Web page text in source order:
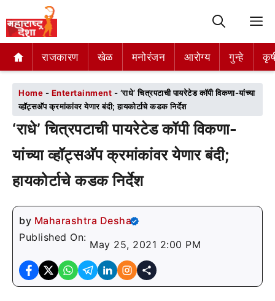
राजकारण खेळ मनोरंजन आरोग्य गुन्हे
राजकारण खेळ मनोरंजन आरोग्य गुन्हे
Home - Entertainment - ‘राधे’ चित्रपटाची पायरेटेड कॉपी विकणा-यांच्या
व्हॉट्सअ‍ॅप क्रमांकांवर येणार बंदी; हायकोर्टाचे कडक निर्देश
‘राधे’ चित्रपटाची पायरेटेड कॉपी विकणा-
यांच्या व्हॉट्सअ‍ॅप क्रमांकांवर येणार बंदी;
हायकोर्टाचे कडक निर्देश
by Maharashtra Desha
Published On:
May 25, 2021 2:00 PM